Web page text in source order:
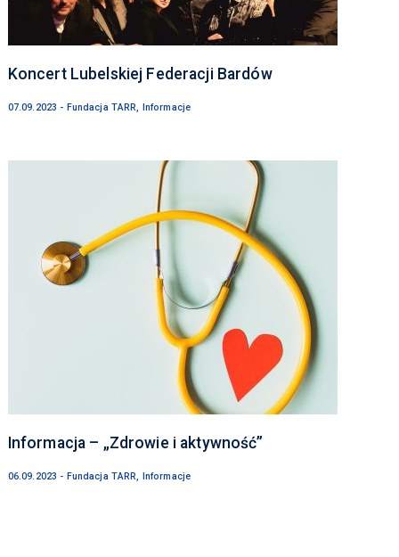
Koncert Lubelskiej Federacji Bardów
07.09.2023 - Fundacja TARR, Informacje
Informacja – „Zdrowie i aktywność”
06.09.2023 - Fundacja TARR, Informacje